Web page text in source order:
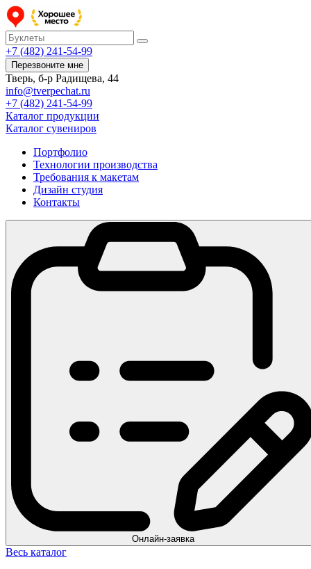
+7 (482) 241-54-99
Перезвоните мне
Тверь, б-р Радищева, 44
info@tverpechat.ru
+7 (482) 241-54-99
Каталог продукции
Каталог сувениров
Портфолио
Технологии производства
Требования к макетам
Дизайн студия
Контакты
Онлайн-заявка
Весь каталог